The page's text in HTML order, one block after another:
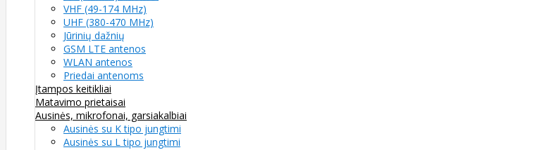
VHF (49-174 MHz)
UHF (380-470 MHz)
Jūrinių dažnių
GSM LTE antenos
WLAN antenos
Priedai antenoms
Įtampos keitikliai
Matavimo prietaisai
Ausinės, mikrofonai, garsiakalbiai
Ausinės su K tipo jungtimi
Ausinės su L tipo jungtimi